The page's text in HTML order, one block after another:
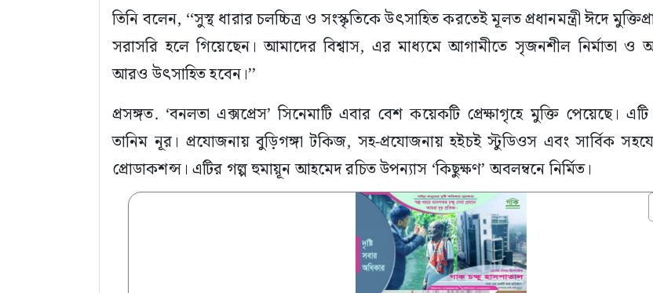
তিনি বলেন, ‘‘সুস্থ ধারার চলচ্চিত্র ও সংস্কৃতিকে উৎসাহিত করতেই মূলত প্রধানমন্ত্রী ঈদে
সরাসরি হলে গিয়েছেন। আমাদের বিশ্বাস, এর মাধ্যমে আগামীতে সৃজনশীল নির্মাতা ও
আরও উৎসাহিত হবেন।’’
প্রসঙ্গত. ‘বনলতা এক্সপ্রেস’ সিনেমাটি এবার বেশ কয়েকটি প্রেক্ষাগৃহে মুক্তি পেয়েছে।
তানিম নূর। প্রযোজনায় বুড়িগঙ্গা টকিজ, সহ-প্রযোজনায় হইচই স্টুডিওস এবং সার্বিক
প্রোডাকশন্স। এটির গল্প হুমায়ূন আহমেদ রচিত উপন্যাস ‘কিছুক্ষণ’ অবলম্বনে নির্মিত।